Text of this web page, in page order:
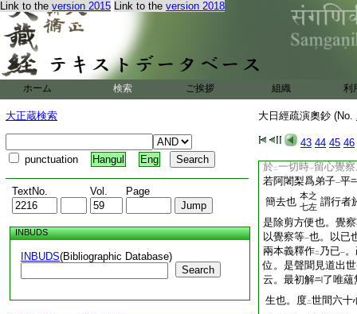
Link to the version 2015 Link to the version 2018
ホーム 検索 ご挨拶 組織 利
大正蔵検索
punctuation Hangul Eng
TextNo. Vol. Page
INBUDS
INBUDS(Bibliographic Database)
Search
大日經疏演奧鈔 (No.
43 44 45 46
也 昔時曾具等者
最爲 上首
菩提心 。然由
呼回切
音灰
毀通。
具如正
字通
毛髮等者
十心之與二善種八心一
於 二一切時一留心覺
若阿闍梨爲弟子一平
簡去也 本之
七左 謂行者
是除剪方便也。覺
以覺察等一也。以已
兩本義釋作二 乃已一
位。是聲聞見道出
云。最初解
了唯蘊
生也。度二世間六十